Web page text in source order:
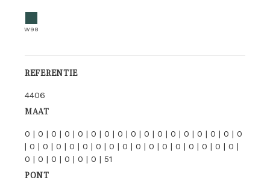
W98
REFERENTIE
4406
MAAT
0 | 0 | 0 | 0 | 0 | 0 | 0 | 0 | 0 | 0 | 0 | 0 | 0 | 0 | 0 | 0 | 0
| 0 | 0 | 0 | 0 | 0 | 0 | 0 | 0 | 0 | 0 | 0 | 0 | 0 | 0 | 0 | 0 |
0 | 0 | 0 | 0 | 0 | 0 | 51
PONT